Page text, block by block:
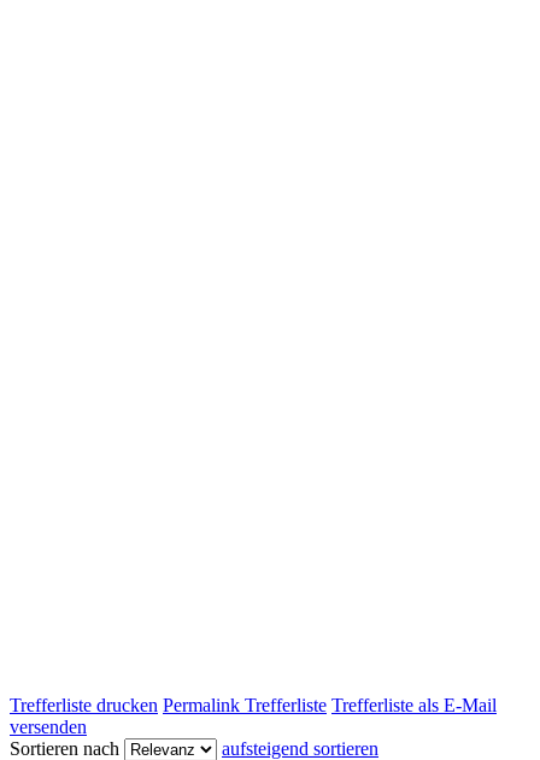
Trefferliste drucken Permalink Trefferliste Trefferliste als E-Mail
versenden
Sortieren nach
aufsteigend sortieren